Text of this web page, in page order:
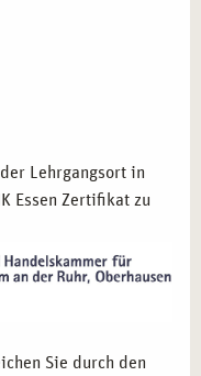
oder
Therapiepraxis,die
möchten.
Kommunikation und
privat oder
Lehrgangsort in
Essen Zertifikat zu
Sie durch den